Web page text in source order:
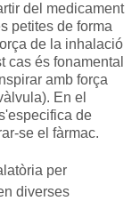
del medicament
petites de forma
de la inhalació
cas és fonamental
amb força
En el
de
se el fàrmac.
per
diverses